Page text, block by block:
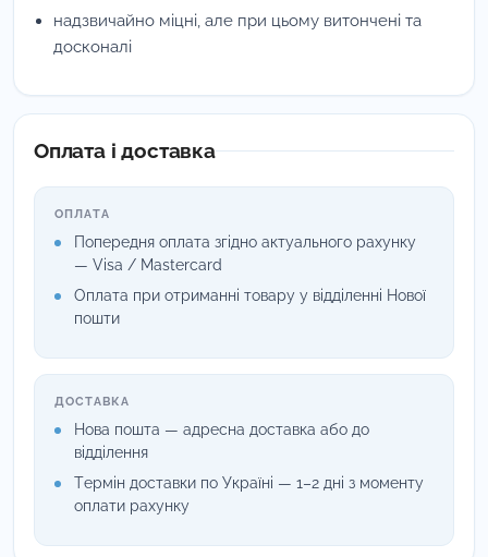
надзвичайно міцні, але при цьому витончені та
досконалі
Оплата і доставка
ОПЛАТА
Попередня оплата згідно актуального рахунку
— Visa / Mastercard
Оплата при отриманні товару у відділенні Нової
пошти
ДОСТАВКА
Нова пошта — адресна доставка або до
відділення
Термін доставки по Україні — 1–2 дні з моменту
оплати рахунку